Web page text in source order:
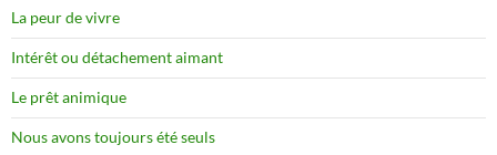
La peur de vivre
Intérêt ou détachement aimant
Le prêt animique
Nous avons toujours été seuls